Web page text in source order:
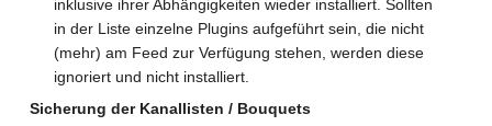
inklusive ihrer Abhängigkeiten wieder installiert. Sollten
in der Liste einzelne Plugins aufgeführt sein, die nicht
(mehr) am Feed zur Verfügung stehen, werden diese
ignoriert und nicht installiert.
Sicherung der Kanallisten / Bouquets